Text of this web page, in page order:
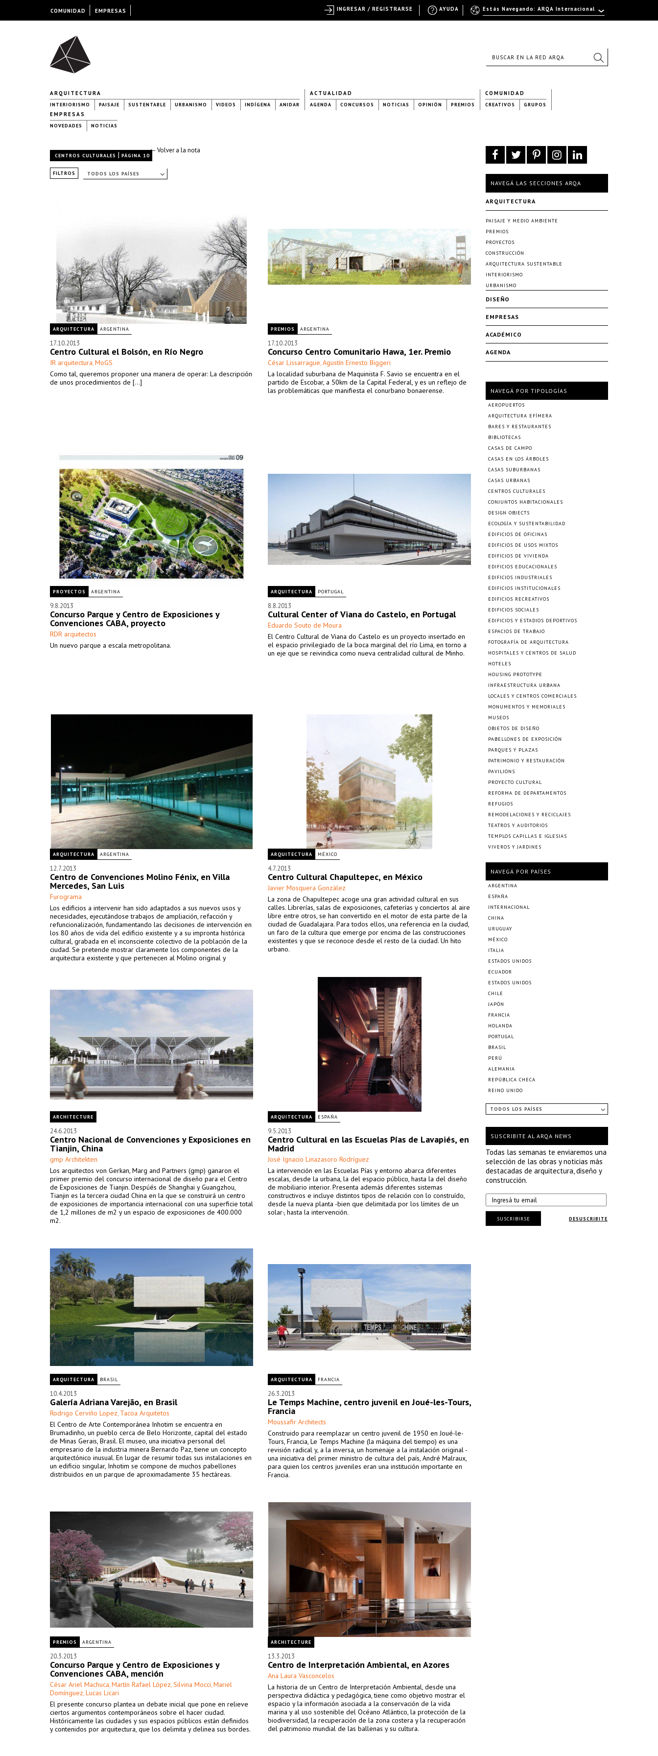
ARQUITECTURA
INTERIORISMO PAISAJE SUSTENTABLE URBANISMO VIDEOS INDÍGENA ANIDAR
ACTUALIDAD
AGENDA CONCURSOS NOTICIAS OPINIÓN PREMIOS
COMUNIDAD
CREATIVOS GRUPOS
EMPRESAS
NOVEDADES NOTICIAS
← Volver a la nota
CENTROS CULTURALES | PÁGINA 10
FILTROS TODOS LOS PAÍSES
ARQUITECTURA ARGENTINA
17.10.2013
Centro Cultural el Bolsón, en Río Negro
IR arquitectura, MoGS
Como tal, queremos proponer una manera de operar: La descripción
de unos procedimientos de [...]
PREMIOS ARGENTINA
17.10.2013
Concurso Centro Comunitario Hawa, 1er. Premio
César Lissarrague, Agustín Ernesto Biggeri
La localidad suburbana de Maquinista F. Savio se encuentra en el
partido de Escobar, a 50km de la Capital Federal, y es un reflejo de
las problemáticas que manifiesta el conurbano bonaerense.
PROYECTOS ARGENTINA
9.8.2013
Concurso Parque y Centro de Exposiciones y
Convenciones CABA, proyecto
RDR arquitectos
Un nuevo parque a escala metropolitana.
ARQUITECTURA PORTUGAL
8.8.2013
Cultural Center of Viana do Castelo, en Portugal
Eduardo Souto de Moura
El Centro Cultural de Viana do Castelo es un proyecto insertado en
el espacio privilegiado de la boca marginal del río Lima, en torno a
un eje que se reivindica como nueva centralidad cultural de Minho.
ARQUITECTURA ARGENTINA
12.7.2013
Centro de Convenciones Molino Fénix, en Villa
Mercedes, San Luis
Furograma
Los edificios a intervenir han sido adaptados a sus nuevos usos y
necesidades, ejecutándose trabajos de ampliación, refacción y
refuncionalización, fundamentando las decisiones de intervención en
los 80 años de vida del edificio existente y a su impronta histórica
cultural, grabada en el inconsciente colectivo de la población de la
ciudad. Se pretende mostrar claramente los componentes de la
arquitectura existente y que pertenecen al Molino original y
ARQUITECTURA MÉXICO
4.7.2013
Centro Cultural Chapultepec, en México
Javier Mosquera González
La zona de Chapultepec acoge una gran actividad cultural en sus
calles. Librerías, salas de exposiciones, cafeterías y conciertos al aire
libre entre otros, se han convertido en el motor de esta parte de la
ciudad de Guadalajara. Para todos ellos, una referencia en la ciudad,
un faro de la cultura que emerge por encima de las construcciones
existentes y que se reconoce desde el resto de la ciudad. Un hito
urbano.
ARCHITECTURE
24.6.2013
Centro Nacional de Convenciones y Exposiciones en
Tianjin, China
gmp Architekten
Los arquitectos von Gerkan, Marg and Partners (gmp) ganaron el
primer premio del concurso internacional de diseño para el Centro
de Exposiciones de Tianjin. Despúés de Shanghai y Guangzhou,
Tianjin es la tercera ciudad China en la que se construirá un centro
de exposiciones de importancia internacional con una superficie total
de 1,2 millones de m2 y un espacio de exposiciones de 400.000
m2.
ARQUITECTURA ESPAÑA
9.5.2013
Centro Cultural en las Escuelas Pías de Lavapiés, en
Madrid
José Ignacio Linazasoro Rodríguez
La intervención en las Escuelas Pías y entorno abarca diferentes
escalas, desde la urbana, la del espacio público, hasta la del diseño
de mobiliario interior. Presenta además diferentes sistemas
constructivos e incluye distintos tipos de relación con lo construído,
desde la nueva planta -bien que delimitada por los límites de un
solar-, hasta la intervención.
ARQUITECTURA BRASIL
10.4.2013
Galería Adriana Varejão, en Brasil
Rodrigo Cerviño Lopez, Tacoa Arquitetos
El Centro de Arte Contemporánea Inhotim se encuentra en
Brumadinho, un pueblo cerca de Belo Horizonte, capital del estado
de Minas Gerais, Brasil. El museo, una iniciativa personal del
empresario de la industria minera Bernardo Paz, tiene un concepto
arquitectónico inusual. En lugar de resumir todas sus instalaciones en
un edificio singular, Inhotim se compone de muchos pabellones
distribuidos en un parque de aproximadamente 35 hectáreas.
ARQUITECTURA FRANCIA
26.3.2013
Le Temps Machine, centro juvenil en Joué-les-Tours,
Francia
Moussafir Architects
Construido para reemplazar un centro juvenil de 1950 en Joué-le-
Tours, Francia, Le Temps Machine (la máquina del tiempo) es una
revisión radical y, a la inversa, un homenaje a la instalación original -
una iniciativa del primer ministro de cultura del país, André Malraux,
para quien los centros juveniles eran una institución importante en
Francia.
PREMIOS ARGENTINA
20.3.2013
Concurso Parque y Centro de Exposiciones y
Convenciones CABA, mención
César Ariel Machuca, Martín Rafael López, Silvina Mocci, Mariel
Domínguez, Lucas Licari
El presente concurso plantea un debate inicial que pone en relieve
ciertos argumentos contemporáneos sobre el hacer ciudad.
Históricamente las ciudades y sus espacios públicos están definidos
y contenidos por arquitectura, que los delimita y delinea sus bordes.
ARCHITECTURE
13.3.2013
Centro de Interpretación Ambiental, en Azores
Ana Laura Vasconcelos
La historia de un Centro de Interpretación Ambiental, desde una
perspectiva didáctica y pedagógica, tiene como objetivo mostrar el
espacio y la información asociada a la conservación de la vida
marina y al uso sostenible del Océano Atlántico, la protección de la
biodiversidad, la recuperación de la zona costera y la recuperación
del patrimonio mundial de las ballenas y su cultura.
NAVEGÁ LAS SECCIONES ARQA
ARQUITECTURA
PAISAJE Y MEDIO AMBIENTE
PREMIOS
PROYECTOS
CONSTRUCCIÓN
ARQUITECTURA SUSTENTABLE
INTERIORISMO
URBANISMO
DISEÑO
EMPRESAS
ACADÉMICO
AGENDA
NAVEGÁ POR TIPOLOGÍAS
AEROPUERTOS
ARQUITECTURA EFÍMERA
BARES Y RESTAURANTES
BIBLIOTECAS
CASAS DE CAMPO
CASAS EN LOS ÁRBOLES
CASAS SUBURBANAS
CASAS URBANAS
CENTROS CULTURALES
CONJUNTOS HABITACIONALES
DESIGN OBJECTS
ECOLOGÍA Y SUSTENTABILIDAD
EDIFICIOS DE OFICINAS
EDIFICIOS DE USOS MIXTOS
EDIFICIOS DE VIVIENDA
EDIFICIOS EDUCACIONALES
EDIFICIOS INDUSTRIALES
EDIFICIOS INSTITUCIONALES
EDIFICIOS RECREATIVOS
EDIFICIOS SOCIALES
EDIFICIOS Y ESTADIOS DEPORTIVOS
ESPACIOS DE TRABAJO
FOTOGRAFÍA DE ARQUITECTURA
HOSPITALES Y CENTROS DE SALUD
HOTELES
HOUSING PROTOTYPE
INFRAESTRUCTURA URBANA
LOCALES Y CENTROS COMERCIALES
MONUMENTOS Y MEMORIALES
MUSEOS
OBJETOS DE DISEÑO
PABELLONES DE EXPOSICIÓN
PARQUES Y PLAZAS
PATRIMONIO Y RESTAURACIÓN
PAVILIONS
PROYECTO CULTURAL
REFORMA DE DEPARTAMENTOS
REFUGIOS
REMODELACIONES Y RECICLAJES
TEATROS Y AUDITORIOS
TEMPLOS CAPILLAS E IGLESIAS
VIVEROS Y JARDINES
NAVEGÁ POR PAÍSES
ARGENTINA
ESPAÑA
INTERNACIONAL
CHINA
URUGUAY
MÉXICO
ITALIA
ESTADOS UNIDOS
ECUADOR
ESTADOS UNIDOS
CHILE
JAPÓN
FRANCIA
HOLANDA
PORTUGAL
BRASIL
PERÚ
ALEMANIA
REPÚBLICA CHECA
REINO UNIDO
TODOS LOS PAÍSES
SUSCRIBITE AL ARQA NEWS
Todas las semanas te enviaremos una
selección de las obras y noticias más
destacadas de arquitectura, diseño y
construcción.
DESUSCRIBITE
SUSCRIBIRSE
COMUNIDAD EMPRESAS Estás Navegando: ARQA Internacional
AYUDA
INGRESAR / REGISTRARSE